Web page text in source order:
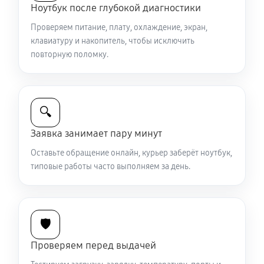
1130 руб 40 минут
Установка драйверов ноутбука Sony FE 14
650 руб
Ремонт цепей питания
2250 руб 80 минут
Ремонт разъема питания
670 руб 60 минут
Ноутбук после глубокой диагностики
Проверяем питание, плату, охлаждение, экран,
клавиатуру и накопитель, чтобы исключить
повторную поломку.
🔍
Заявка занимает пару минут
Оставьте обращение онлайн, курьер заберёт ноутбук,
типовые работы часто выполняем за день.
🛡️
Проверяем перед выдачей